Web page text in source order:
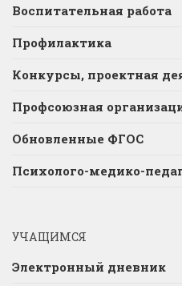
Воспитательная работа
Профилактика
Конкурсы, проектная
Профсоюзная
Обновленные ФГОС
Психолого-медико-
УЧАЩИМСЯ
Электронный дневник